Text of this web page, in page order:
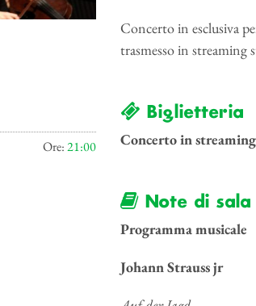
Ore:21:00
Concerto in esclusiva
trasmesso in streaming
Biglietteria
Concerto in
Note di sala
Programma musicale
Johann Strauss jr